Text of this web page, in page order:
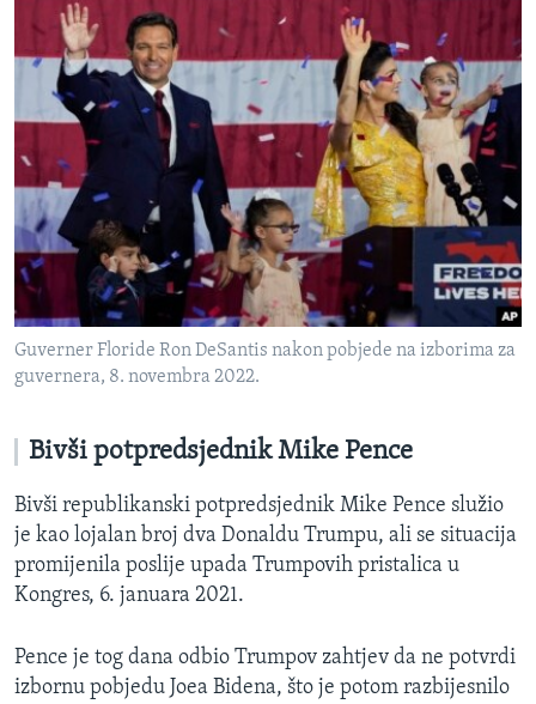
Guverner Floride Ron DeSantis nakon pobjede na izborima za
guvernera, 8. novembra 2022.
Bivši potpredsjednik Mike Pence
Bivši republikanski potpredsjednik Mike Pence služio
je kao lojalan broj dva Donaldu Trumpu, ali se situacija
promijenila poslije upada Trumpovih pristalica u
Kongres, 6. januara 2021.
Pence je tog dana odbio Trumpov zahtjev da ne potvrdi
izbornu pobjedu Joea Bidena, što je potom razbijesnilo